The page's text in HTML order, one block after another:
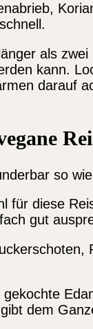
als
kann.
darauf
so
für diese
gut
dem